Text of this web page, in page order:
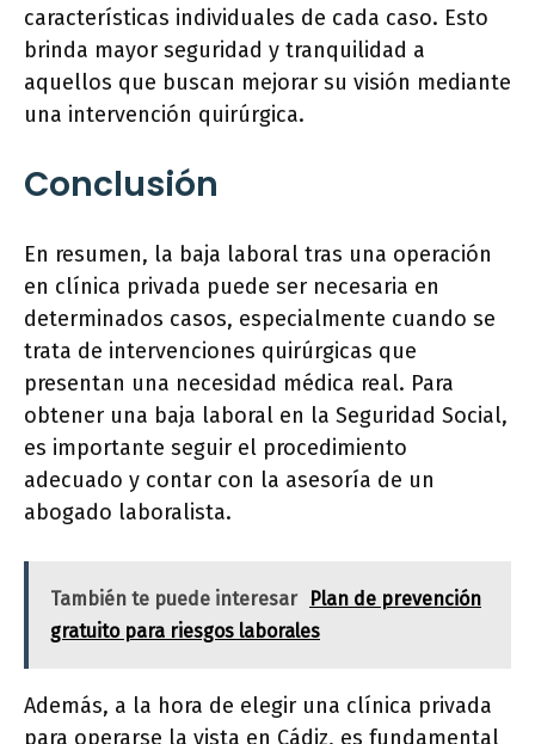
características individuales de cada caso. Esto
brinda mayor seguridad y tranquilidad a
aquellos que buscan mejorar su visión mediante
una intervención quirúrgica.
Conclusión
En resumen, la baja laboral tras una operación
en clínica privada puede ser necesaria en
determinados casos, especialmente cuando se
trata de intervenciones quirúrgicas que
presentan una necesidad médica real. Para
obtener una baja laboral en la Seguridad Social,
es importante seguir el procedimiento
adecuado y contar con la asesoría de un
abogado laboralista.
También te puede interesar
Plan de prevención
gratuito para riesgos laborales
Además, a la hora de elegir una clínica privada
para operarse la vista en Cádiz, es fundamental